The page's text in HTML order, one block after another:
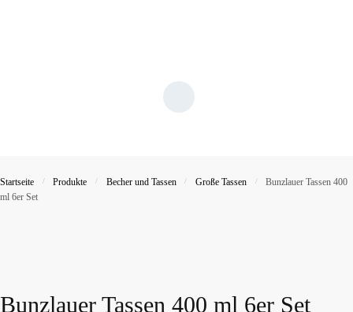
Startseite / Produkte / Becher und Tassen / Große Tassen /
Bunzlauer Tassen 400
ml 6er Set
Bunzlauer Tassen 400 ml 6er Set